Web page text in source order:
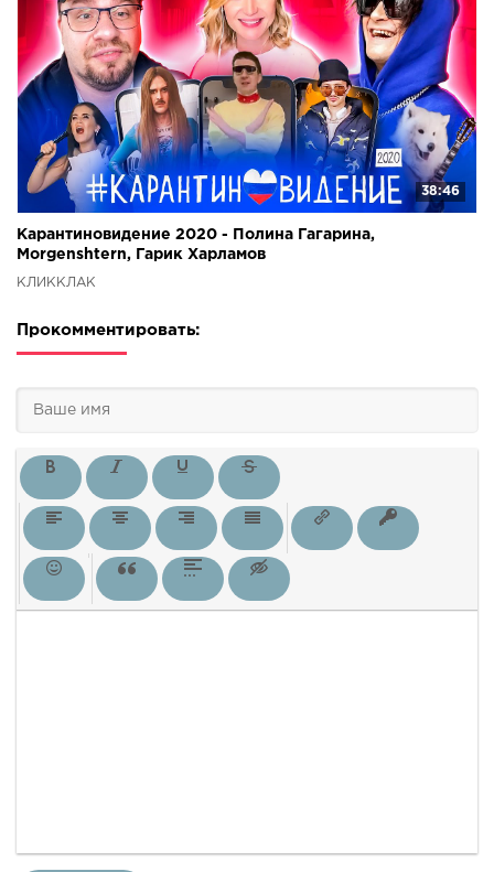
38:46
Карантиновидение 2020 - Полина Гагарина,
Morgenshtern, Гарик Харламов
КЛИККЛАК
Прокомментировать: